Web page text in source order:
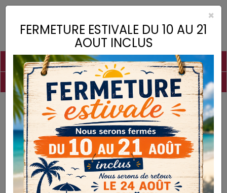
Toggle
PIGMENTS CHAUX CHARGES LIANTS
COLLES DROGUERIE MATÉRIEL DESTOCKAGE
Droguerie Percarbonate de Soude
DROGUERIE
×
FERMETURE ESTIVALE DU 10 AU 21
AOUT INCLUS